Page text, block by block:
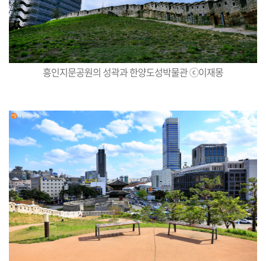
흥인지문공원의 성곽과 한양도성박물관 ⓒ이재몽